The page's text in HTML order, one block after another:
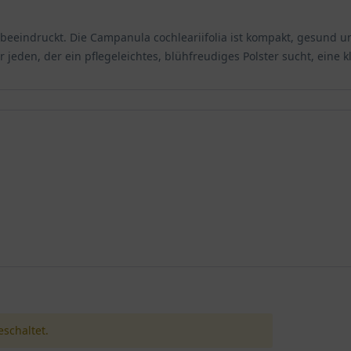
Blattwerk macht sie zu einem Blickfang in jedem
Strukturpflanze in kahlen Wintertagen.
sich die Zwerg-Glockenblume hervorragend für verschiedene
begrünten Dächern eingesetzt werden. Zudem ist sie eine
cochleariifolia besonders wohl. Sie besiedelt Steinfugen
kommt mit den kargen Bedingungen zurecht, die in solchen
Die Campanula cochleariifolia ist kompakt, gesund
der ein pflegeleichtes, blühfreudiges Polster sucht, eine